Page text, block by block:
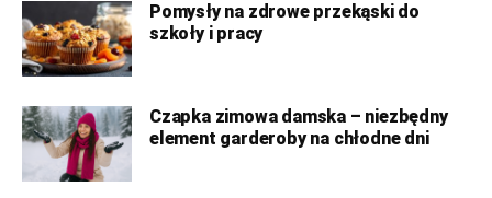
Pomysły na zdrowe przekąski do
szkoły i pracy
Czapka zimowa damska – niezbędny
element garderoby na chłodne dni